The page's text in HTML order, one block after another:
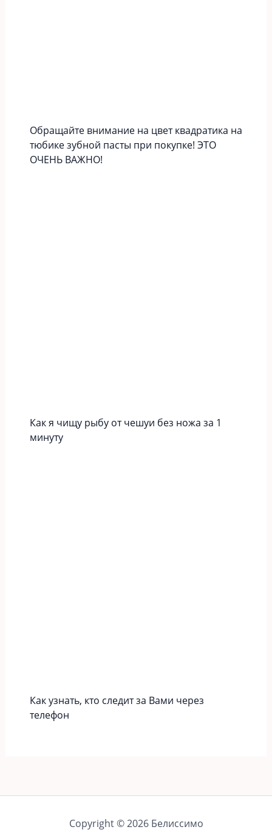
Обращайте внимание на цвет квадратика на
тюбике зубной пасты при покупке! ЭТО
ОЧЕНЬ ВАЖНО!
Как я чищу рыбу от чешуи без ножа за 1
минуту
Как узнать, кто следит за Вами через
телефон
Copyright © 2026 Белиссимо